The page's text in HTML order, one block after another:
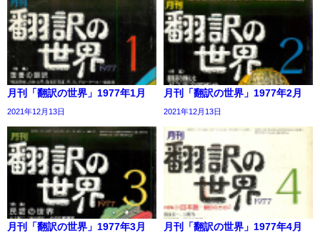
月刊「翻訳の世界」1977年1月
2021年12月13日
月刊「翻訳の世界」1977年2月
2021年12月13日
月刊「翻訳の世界」1977年3月 月刊「翻訳の世界」1977年4月